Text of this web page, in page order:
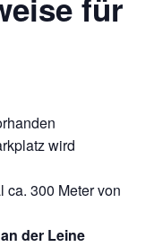
für
wird
ca. 300 Meter von
an der Leine